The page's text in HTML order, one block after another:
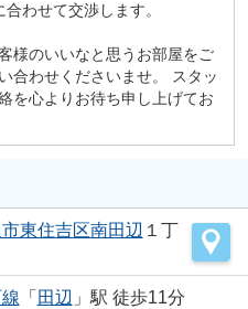
わせて交渉します。
様のいいなと思うお部屋をご
合わせくださいませ。 スタッ
を心よりお待ち申し上げてお
東住吉区南田辺 １丁
「 田辺 」駅 徒歩11分